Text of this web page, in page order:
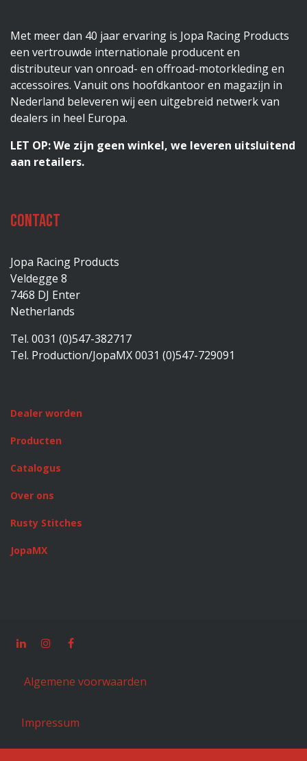
Met meer dan 40 jaar ervaring is Jopa Racing Products
een vertrouwde internationale producent en
distributeur van onroad- en offroad-motorkleding en
accessoires. Vanuit ons hoofdkantoor en magazijn in
Nederland beleveren wij een uitgebreid netwerk van
dealers in heel Europa.
LET OP: We zijn geen winkel, we leveren uitsluitend
aan retailers.
Contact
Jopa Racing Products
Veldegge 8
7468 DJ Enter
Netherlands
Tel. 0031 (0)547-382717
Tel. Production/JopaMX 0031 (0)547-729091
Dealer worden
Producten
Catalogus
Over ons
Rusty Stitches
JopaMX
Algemene voorwaarden
Impressum